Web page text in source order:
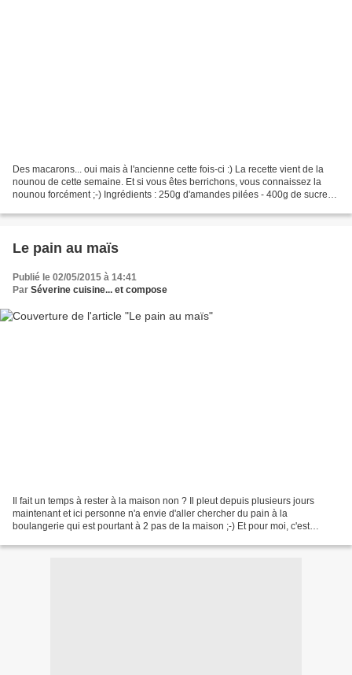
Des macarons... oui mais à l'ancienne cette fois-ci :) La recette vient de la
nounou de cette semaine. Et si vous êtes berrichons, vous connaissez la
nounou forcément ;-) Ingrédients : 250g d'amandes pilées - 400g de sucre
Le pain au maïs
Publié le 02/05/2015 à 14:41
Par Séverine cuisine... et compose
Il fait un temps à rester à la maison non ? Il pleut depuis plusieurs jours
maintenant et ici personne n'a envie d'aller chercher du pain à la
boulangerie qui est pourtant à 2 pas de la maison ;-) Et pour moi, c'est